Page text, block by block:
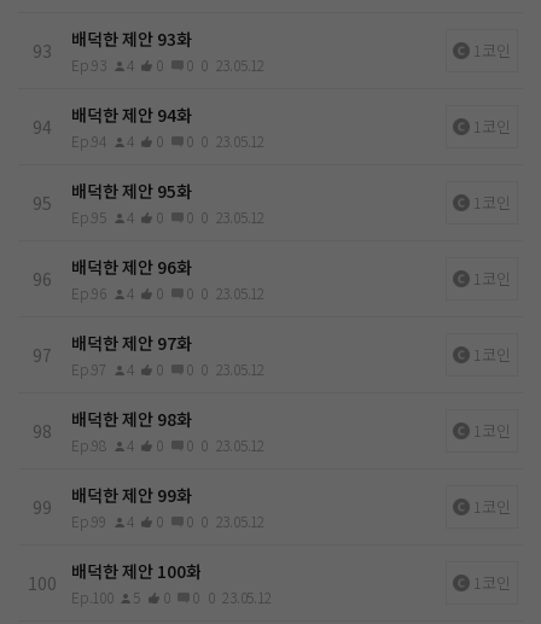
93 배덕한 제안 93화
Ep.93 4 0 0 0 23.05.12
1코인
94 배덕한 제안 94화
Ep.94 4 0 0 0 23.05.12
1코인
95 배덕한 제안 95화
Ep.95 4 0 0 0 23.05.12
1코인
96 배덕한 제안 96화
Ep.96 4 0 0 0 23.05.12
1코인
97 배덕한 제안 97화
Ep.97 4 0 0 0 23.05.12
1코인
98 배덕한 제안 98화
Ep.98 4 0 0 0 23.05.12
1코인
99 배덕한 제안 99화
Ep.99 4 0 0 0 23.05.12
1코인
100 배덕한 제안 100화
Ep.100 5 0 0 0 23.05.12
1코인